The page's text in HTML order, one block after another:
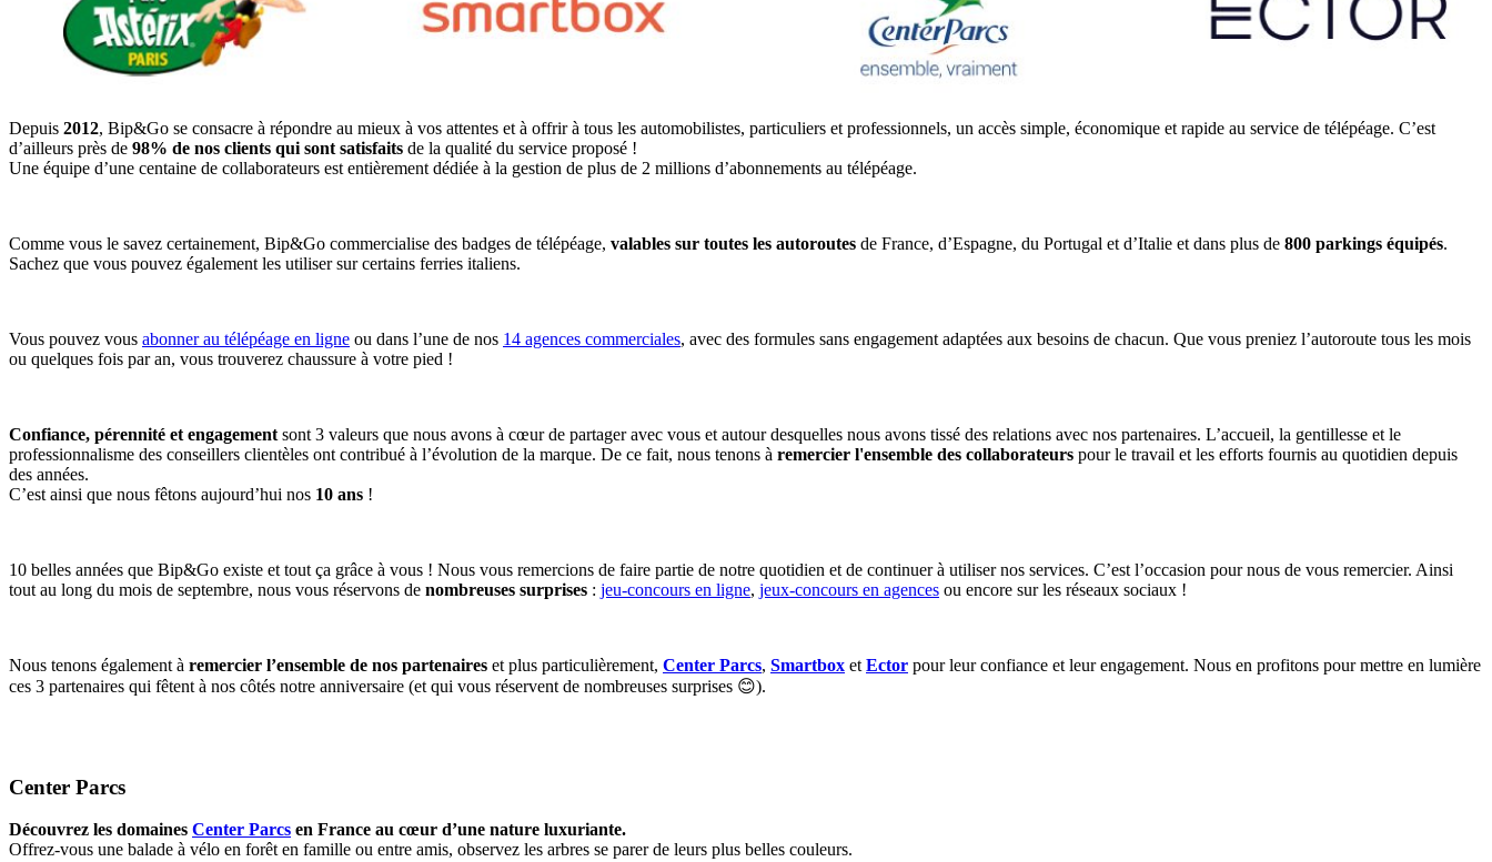
Depuis 2012, Bip&Go se consacre à répondre au mieux à vos attentes et à offrir à tous les automobilistes, particuliers et professionnels, un accès simple, économique et rapide au service de télépéage. C’est
d’ailleurs près de 98% de nos clients qui sont satisfaits de la qualité du service proposé !
Une équipe d’une centaine de collaborateurs est entièrement dédiée à la gestion de plus de 2 millions d’abonnements au télépéage.
Comme vous le savez certainement, Bip&Go commercialise des badges de télépéage, valables sur toutes les autoroutes de France, d’Espagne, du Portugal et d’Italie et dans plus de 800 parkings équipés.
Sachez que vous pouvez également les utiliser sur certains ferries italiens.
Vous pouvez vous abonner au télépéage en ligne ou dans l’une de nos 14 agences commerciales, avec des formules sans engagement adaptées aux besoins de chacun. Que vous preniez l’autoroute tous les mois
ou quelques fois par an, vous trouverez chaussure à votre pied !
Confiance, pérennité et engagement sont 3 valeurs que nous avons à cœur de partager avec vous et autour desquelles nous avons tissé des relations avec nos partenaires. L’accueil, la gentillesse et le
professionnalisme des conseillers clientèles ont contribué à l’évolution de la marque. De ce fait, nous tenons à remercier l'ensemble des collaborateurs pour le travail et les efforts fournis au quotidien depuis
des années.
C’est ainsi que nous fêtons aujourd’hui nos 10 ans !
10 belles années que Bip&Go existe et tout ça grâce à vous ! Nous vous remercions de faire partie de notre quotidien et de continuer à utiliser nos services. C’est l’occasion pour nous de vous remercier. Ainsi
tout au long du mois de septembre, nous vous réservons de nombreuses surprises : jeu-concours en ligne, jeux-concours en agences ou encore sur les réseaux sociaux !
Nous tenons également à remercier l’ensemble de nos partenaires et plus particulièrement, Center Parcs, Smartbox et Ector pour leur confiance et leur engagement. Nous en profitons pour mettre en lumière
ces 3 partenaires qui fêtent à nos côtés notre anniversaire (et qui vous réservent de nombreuses surprises 😊).
Center Parcs
Découvrez les domaines Center Parcs en France au cœur d’une nature luxuriante.
Offrez-vous une balade à vélo en forêt en famille ou entre amis, observez les arbres se parer de leurs plus belles couleurs.